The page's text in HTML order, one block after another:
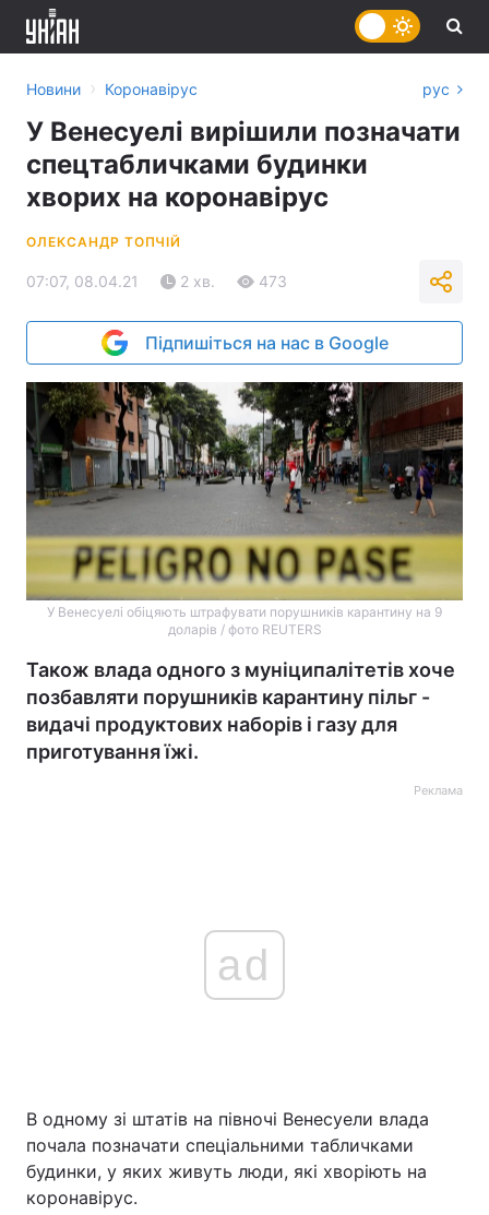
Україна Політика
Економіка Світ
Новини › Коронавірус рус
У Венесуелі вирішили позначати
спецтабличками будинки
хворих на коронавірус
ОЛЕКСАНДР ТОПЧІЙ
07:07, 08.04.21 2 хв. 473
Підпишіться на нас в Google
У Венесуелі обіцяють штрафувати порушників карантину на 9
доларів / фото REUTERS
Також влада одного з муніципалітетів хоче
позбавляти порушників карантину пільг -
видачі продуктових наборів і газу для
приготування їжі.
Реклама
ad
В одному зі штатів на півночі Венесуели влада
почала позначати спеціальними табличками
будинки, у яких живуть люди, які хворіють на
коронавірус.